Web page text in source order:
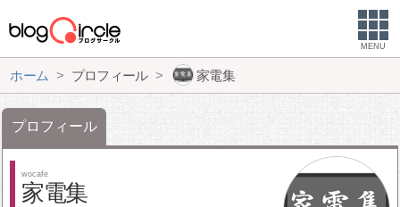
MENU
ホーム プロフィール 家電集
プロフィール
wocafe
家電集